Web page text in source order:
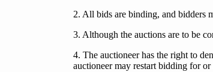
2. All bids are binding, and bidders
3. Although the auctions are to be
4. The auctioneer has the right to
auctioneer may restart bidding for